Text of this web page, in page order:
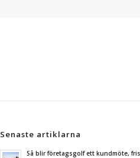
Senaste artiklarna
Så blir företagsgolf ett kundmöte,